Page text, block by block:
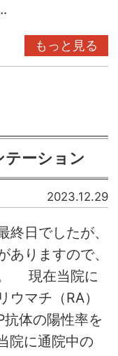
もっと見る
ーション
2023.12.29
日でしたが、
りますので、
。 現在当院に
マチ（RA）
体の陽性率を
院に通院中の